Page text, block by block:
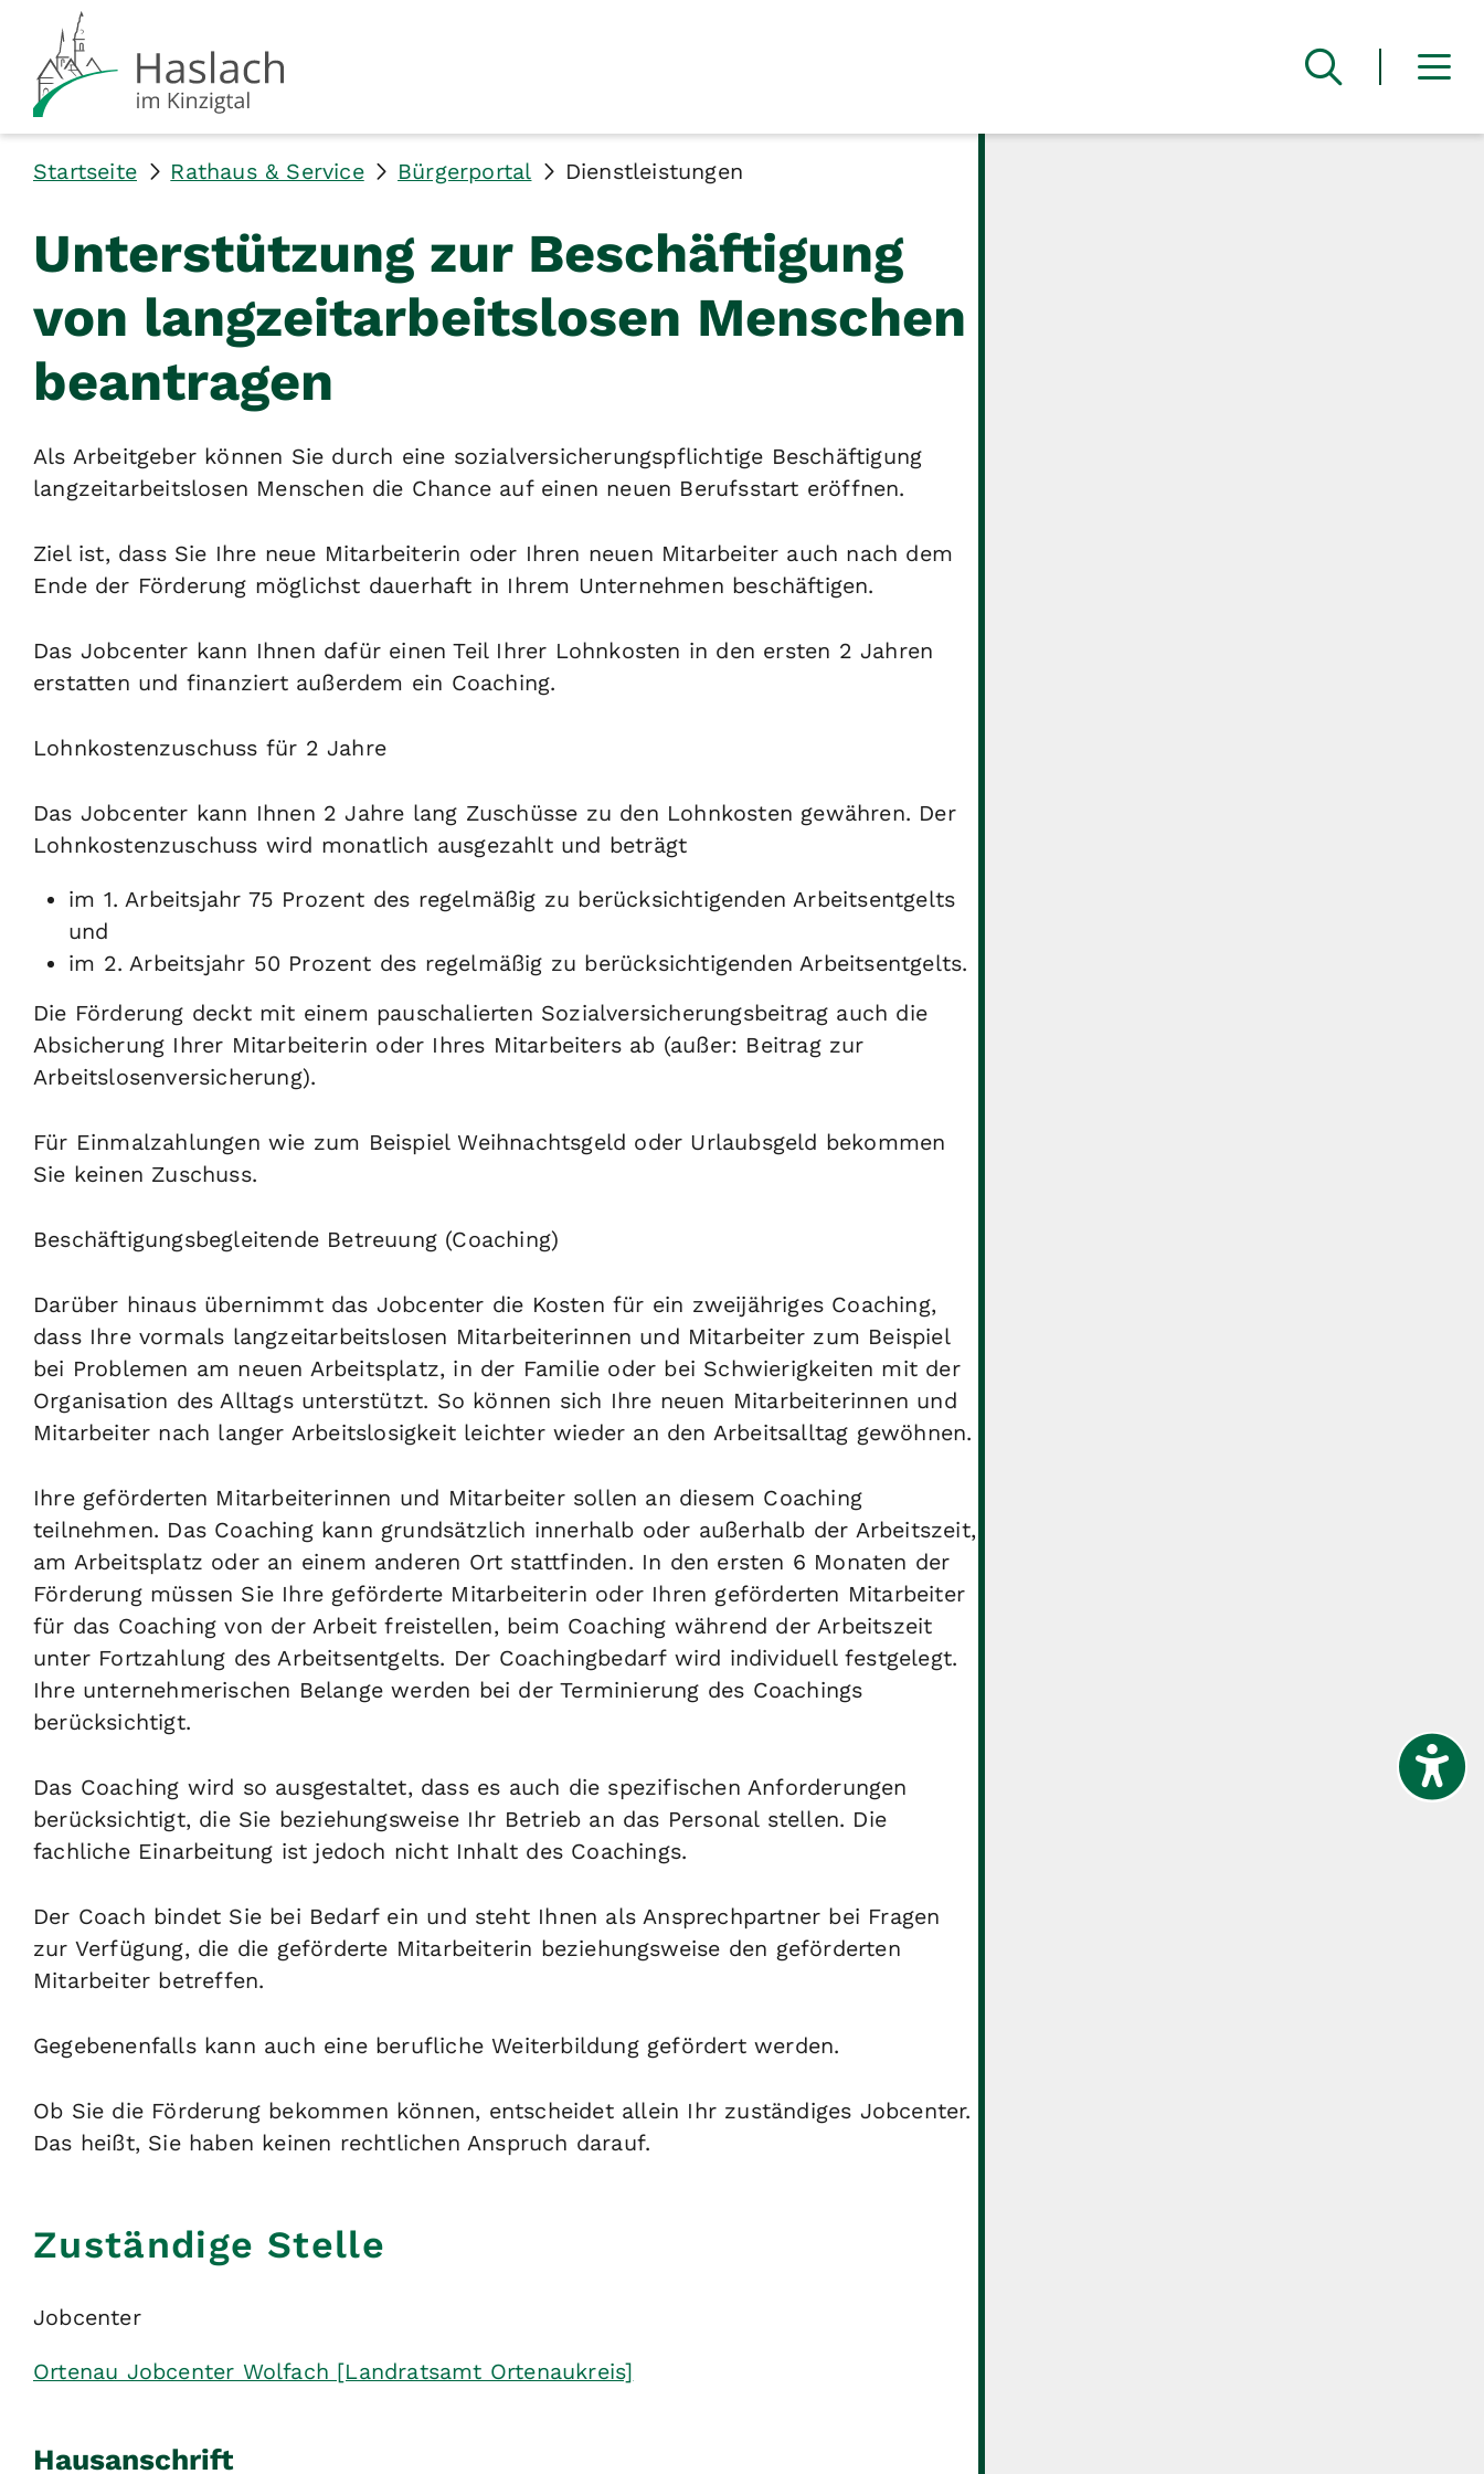
Startseite Rathaus & Service Bürgerportal Dienstleistungen
Unterstützung zur Beschäftigung
von langzeitarbeitslosen Menschen
beantragen
Als Arbeitgeber können Sie durch eine sozialversicherungspflichtige Beschäftigung
langzeitarbeitslosen Menschen die Chance auf einen neuen Berufsstart eröffnen.
Ziel ist, dass Sie Ihre neue Mitarbeiterin oder Ihren neuen Mitarbeiter auch nach dem
Ende der Förderung möglichst dauerhaft in Ihrem Unternehmen beschäftigen.
Das Jobcenter kann Ihnen dafür einen Teil Ihrer Lohnkosten in den ersten 2 Jahren
erstatten und finanziert außerdem ein Coaching.
Lohnkostenzuschuss für 2 Jahre
Das Jobcenter kann Ihnen 2 Jahre lang Zuschüsse zu den Lohnkosten gewähren. Der
Lohnkostenzuschuss wird monatlich ausgezahlt und beträgt
im 1. Arbeitsjahr 75 Prozent des regelmäßig zu berücksichtigenden Arbeitsentgelts
und
im 2. Arbeitsjahr 50 Prozent des regelmäßig zu berücksichtigenden Arbeitsentgelts.
Die Förderung deckt mit einem pauschalierten Sozialversicherungsbeitrag auch die
Absicherung Ihrer Mitarbeiterin oder Ihres Mitarbeiters ab (außer: Beitrag zur
Arbeitslosenversicherung).
Für Einmalzahlungen wie zum Beispiel Weihnachtsgeld oder Urlaubsgeld bekommen
Sie keinen Zuschuss.
Beschäftigungsbegleitende Betreuung (Coaching)
Darüber hinaus übernimmt das Jobcenter die Kosten für ein zweijähriges Coaching,
dass Ihre vormals langzeitarbeitslosen Mitarbeiterinnen und Mitarbeiter zum Beispiel
bei Problemen am neuen Arbeitsplatz, in der Familie oder bei Schwierigkeiten mit der
Organisation des Alltags unterstützt. So können sich Ihre neuen Mitarbeiterinnen und
Mitarbeiter nach langer Arbeitslosigkeit leichter wieder an den Arbeitsalltag gewöhnen.
Ihre geförderten Mitarbeiterinnen und Mitarbeiter sollen an diesem Coaching
teilnehmen. Das Coaching kann grundsätzlich innerhalb oder außerhalb der Arbeitszeit,
am Arbeitsplatz oder an einem anderen Ort stattfinden. In den ersten 6 Monaten der
Förderung müssen Sie Ihre geförderte Mitarbeiterin oder Ihren geförderten Mitarbeiter
für das Coaching von der Arbeit freistellen, beim Coaching während der Arbeitszeit
unter Fortzahlung des Arbeitsentgelts. Der Coachingbedarf wird individuell festgelegt.
Ihre unternehmerischen Belange werden bei der Terminierung des Coachings
berücksichtigt.
Das Coaching wird so ausgestaltet, dass es auch die spezifischen Anforderungen
berücksichtigt, die Sie beziehungsweise Ihr Betrieb an das Personal stellen. Die
fachliche Einarbeitung ist jedoch nicht Inhalt des Coachings.
Der Coach bindet Sie bei Bedarf ein und steht Ihnen als Ansprechpartner bei Fragen
zur Verfügung, die die geförderte Mitarbeiterin beziehungsweise den geförderten
Mitarbeiter betreffen.
Gegebenenfalls kann auch eine berufliche Weiterbildung gefördert werden.
Ob Sie die Förderung bekommen können, entscheidet allein Ihr zuständiges Jobcenter.
Das heißt, Sie haben keinen rechtlichen Anspruch darauf.
Zuständige Stelle
Jobcenter
Ortenau Jobcenter Wolfach [Landratsamt Ortenaukreis]
Hausanschrift